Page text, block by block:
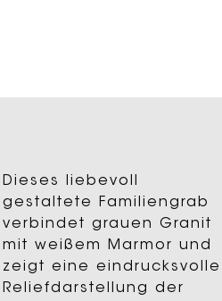
Dieses liebevoll
gestaltete Familiengrab
verbindet grauen Granit
mit weißem Marmor und
zeigt eine eindrucksvolle
Reliefdarstellung der